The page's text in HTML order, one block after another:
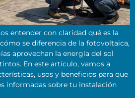
entender con claridad qué es la
se diferencia de la fotovoltaica,
aprovechan la energía del sol
En este artículo, vamos a
usos y beneficios para que
informadas sobre tu instalación